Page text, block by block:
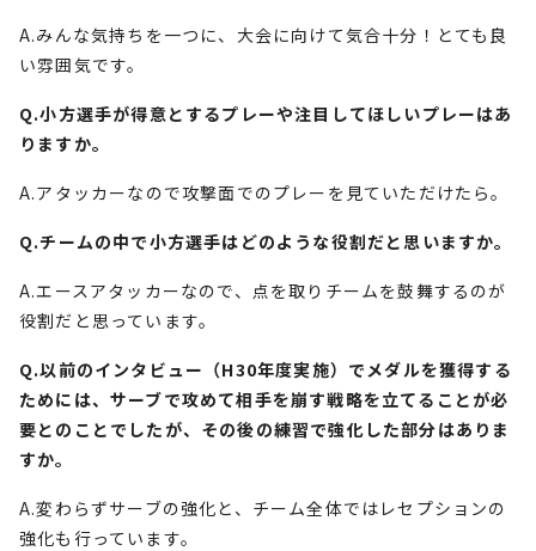
A.みんな気持ちを一つに、大会に向けて気合十分！とても良
い雰囲気です。
Q.小方選手が得意とするプレーや注目してほしいプレーはあ
りますか。
A.アタッカーなので攻撃面でのプレーを見ていただけたら。
Q.チームの中で小方選手はどのような役割だと思いますか。
A.エースアタッカーなので、点を取りチームを鼓舞するのが
役割だと思っています。
Q.以前のインタビュー（H30年度実施）でメダルを獲得する
ためには、サーブで攻めて相手を崩す戦略を立てることが必
要とのことでしたが、その後の練習で強化した部分はありま
すか。
A.変わらずサーブの強化と、チーム全体ではレセプションの
強化も行っています。